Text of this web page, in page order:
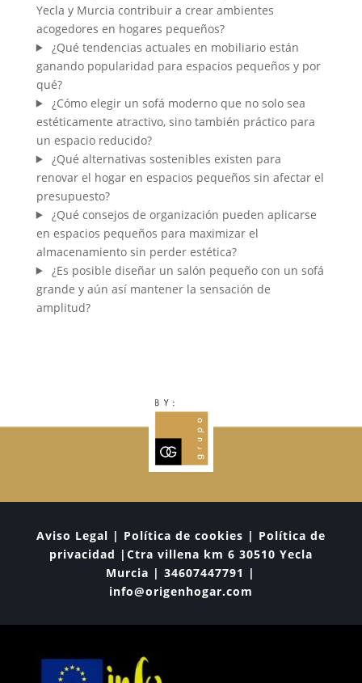
Yecla y Murcia contribuir a crear ambientes
acogedores en hogares pequeños?
¿Qué tendencias actuales en mobiliario están
ganando popularidad para espacios pequeños y por
qué?
¿Cómo elegir un sofá moderno que no solo sea
estéticamente atractivo, sino también práctico para
un espacio reducido?
¿Qué alternativas sostenibles existen para
renovar el hogar en espacios pequeños sin afectar el
presupuesto?
¿Qué consejos de organización pueden aplicarse
en espacios pequeños para maximizar el
almacenamiento sin perder estética?
¿Es posible diseñar un salón pequeño con un sofá
grande y aún así mantener la sensación de
amplitud?
Aviso Legal | Política de cookies | Política de
privacidad |Ctra villena km 6 30510 Yecla
Murcia | 34607447791 |
info@origenhogar.com